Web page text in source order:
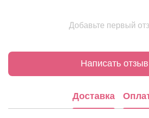
Добавьте первый
Написать отзыв
Доставка